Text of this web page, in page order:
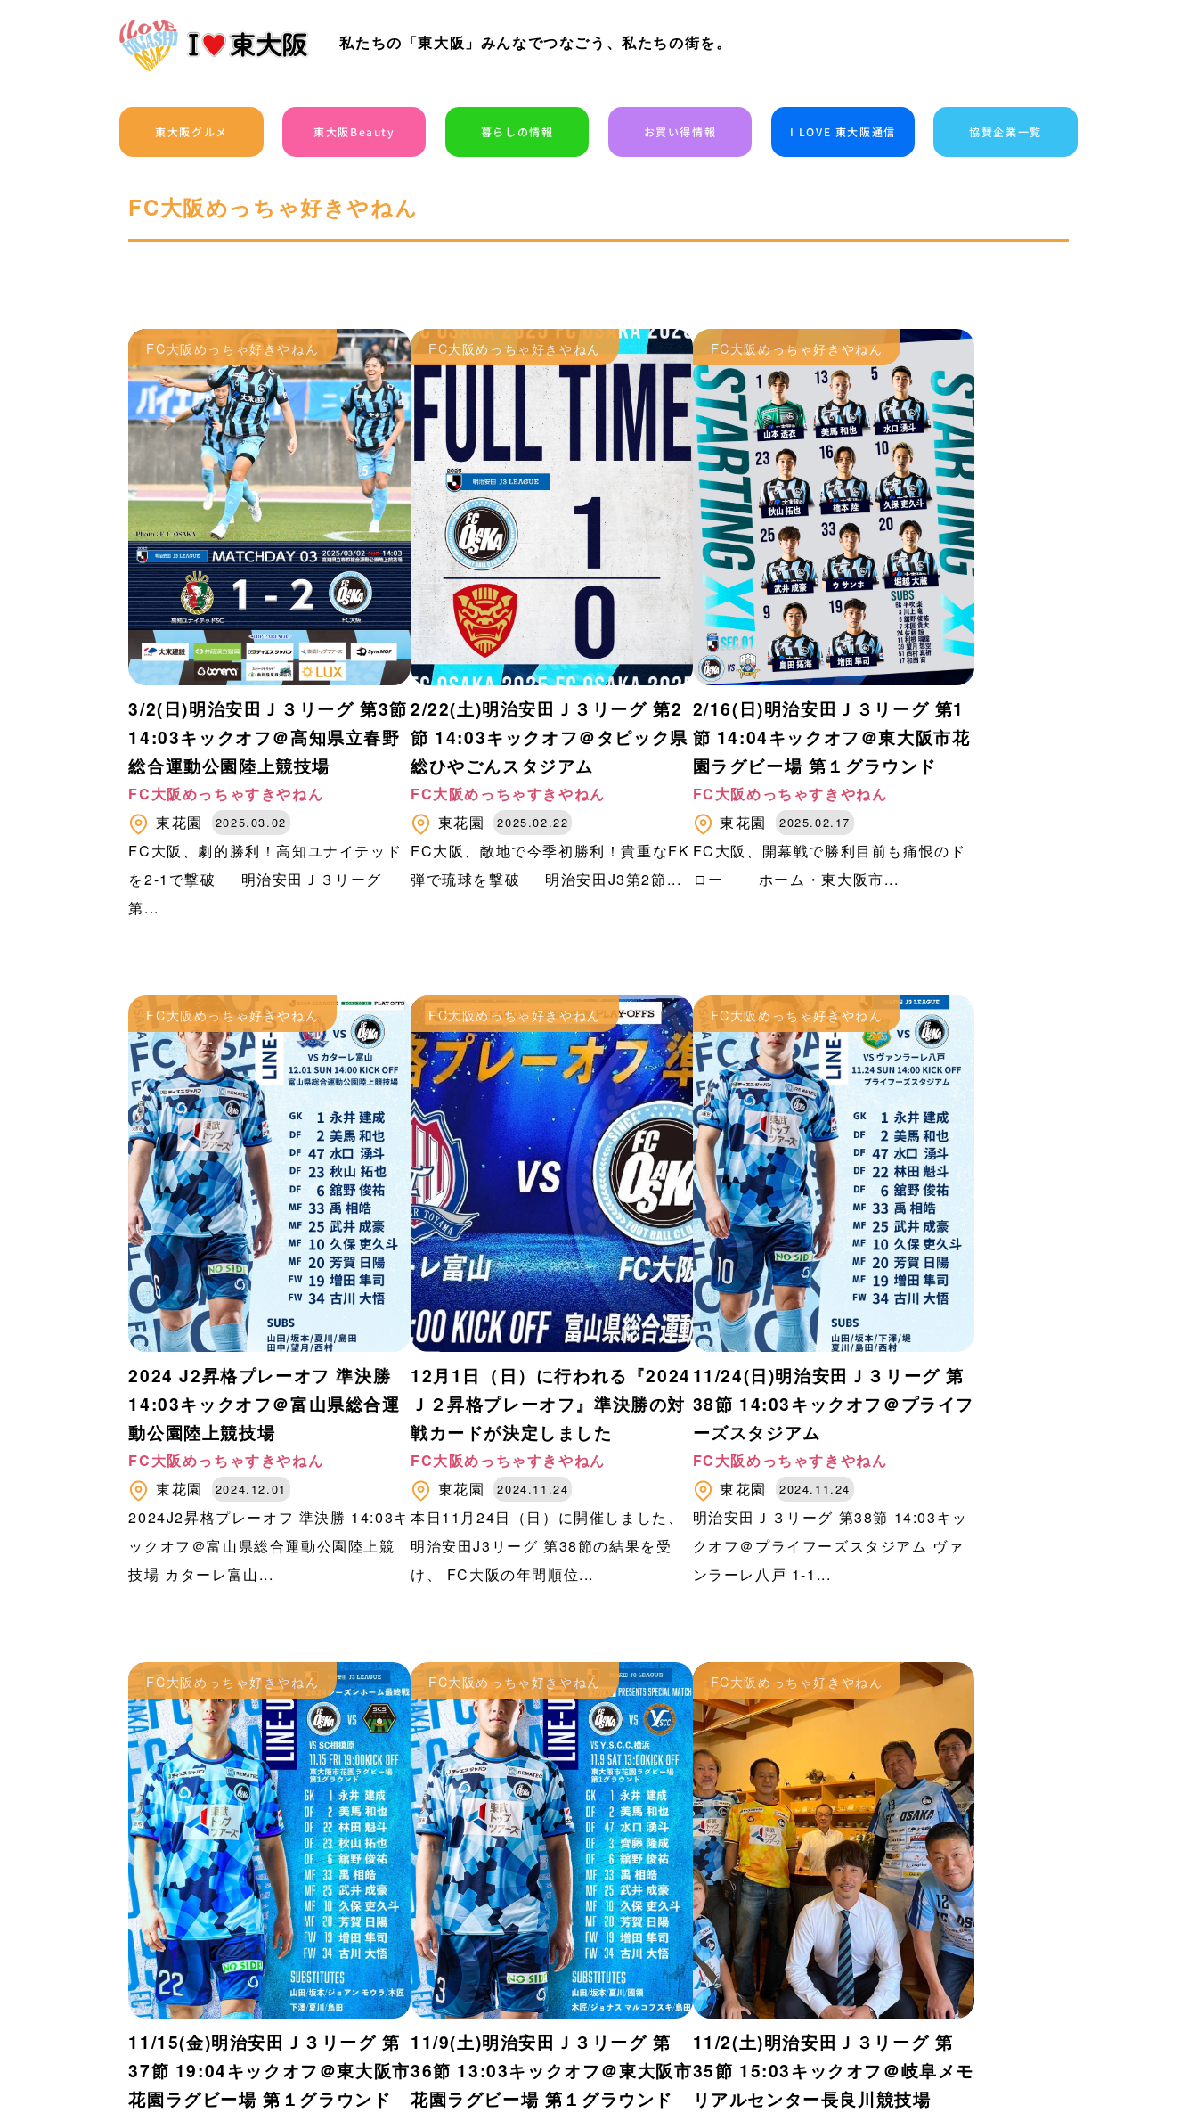
私たちの「東大阪」みんなでつなごう、私たちの街を。
東大阪グルメ 東大阪Beauty 暮らしの情報 お買い得情報 I LOVE 東大阪通信 協賛企業一覧
FC大阪めっちゃ好きやねん
FC大阪めっちゃ好きやねん
3/2(日)明治安田Ｊ３リーグ 第3節
14:03キックオフ＠高知県立春野
総合運動公園陸上競技場
FC大阪めっちゃすきやねん
東花園
2025.03.02
FC大阪、劇的勝利！高知ユナイテッド
を2-1で撃破 明治安田Ｊ３リーグ
第...
FC大阪めっちゃ好きやねん
2/22(土)明治安田Ｊ３リーグ 第2
節 14:03キックオフ＠タピック県
総ひやごんスタジアム
FC大阪めっちゃすきやねん
東花園
2025.02.22
FC大阪、敵地で今季初勝利！貴重なFK
弾で琉球を撃破 明治安田J3第2節...
FC大阪めっちゃ好きやねん
2/16(日)明治安田Ｊ３リーグ 第1
節 14:04キックオフ＠東大阪市花
園ラグビー場 第１グラウンド
FC大阪めっちゃすきやねん
東花園
2025.02.17
FC大阪、開幕戦で勝利目前も痛恨のド
ロー ホーム・東大阪市...
FC大阪めっちゃ好きやねん
2024 J2昇格プレーオフ 準決勝
14:03キックオフ＠富山県総合運
動公園陸上競技場
FC大阪めっちゃすきやねん
東花園
2024.12.01
2024J2昇格プレーオフ 準決勝 14:03キ
ックオフ＠富山県総合運動公園陸上競
技場 カターレ富山...
FC大阪めっちゃ好きやねん
12月1日（日）に行われる『2024
Ｊ２昇格プレーオフ』準決勝の対
戦カードが決定しました
FC大阪めっちゃすきやねん
東花園
2024.11.24
本日11月24日（日）に開催しました、
明治安田J3リーグ 第38節の結果を受
け、 FC大阪の年間順位...
FC大阪めっちゃ好きやねん
11/24(日)明治安田Ｊ３リーグ 第
38節 14:03キックオフ＠プライフ
ーズスタジアム
FC大阪めっちゃすきやねん
東花園
2024.11.24
明治安田Ｊ３リーグ 第38節 14:03キッ
クオフ＠プライフーズスタジアム ヴァ
ンラーレ八戸 1-1...
FC大阪めっちゃ好きやねん
11/15(金)明治安田Ｊ３リーグ 第
37節 19:04キックオフ＠東大阪市
花園ラグビー場 第１グラウンド
FC大阪めっちゃ好きやねん
11/9(土)明治安田Ｊ３リーグ 第
36節 13:03キックオフ＠東大阪市
花園ラグビー場 第１グラウンド
FC大阪めっちゃ好きやねん
11/2(土)明治安田Ｊ３リーグ 第
35節 15:03キックオフ＠岐阜メモ
リアルセンター長良川競技場